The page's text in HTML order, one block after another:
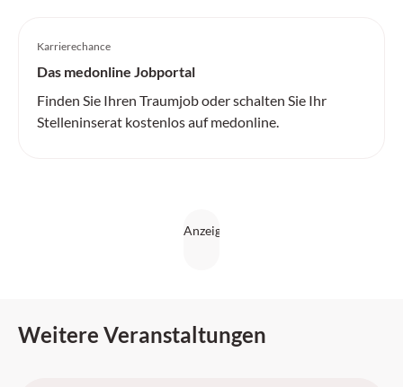
Karrierechance
Das medonline Jobportal
Finden Sie Ihren Traumjob oder schalten Sie Ihr
Stelleninserat kostenlos auf medonline.
Weitere Veranstaltungen